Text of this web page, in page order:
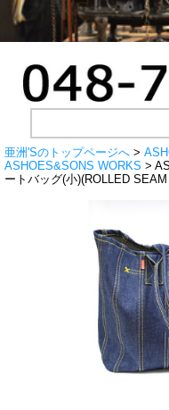
亜洲'Sのトップページへ >
ASHOES&SONS WORKS >
ートバッグ(小)(ROLLED